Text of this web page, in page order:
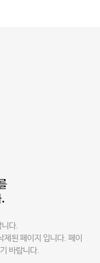
니다.
된 페이지 입니다. 페이
바랍니다.